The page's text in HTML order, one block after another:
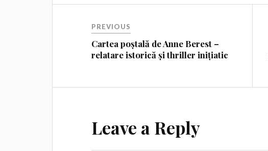
PREVIOUS
Cartea poștală de Anne Berest –
relatare istorică și thriller inițiatic
Leave a Reply